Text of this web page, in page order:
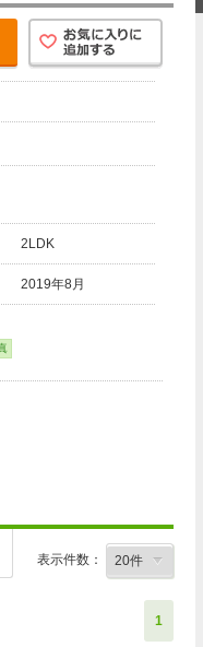
2LDK
2019年8月
表示件数：
1